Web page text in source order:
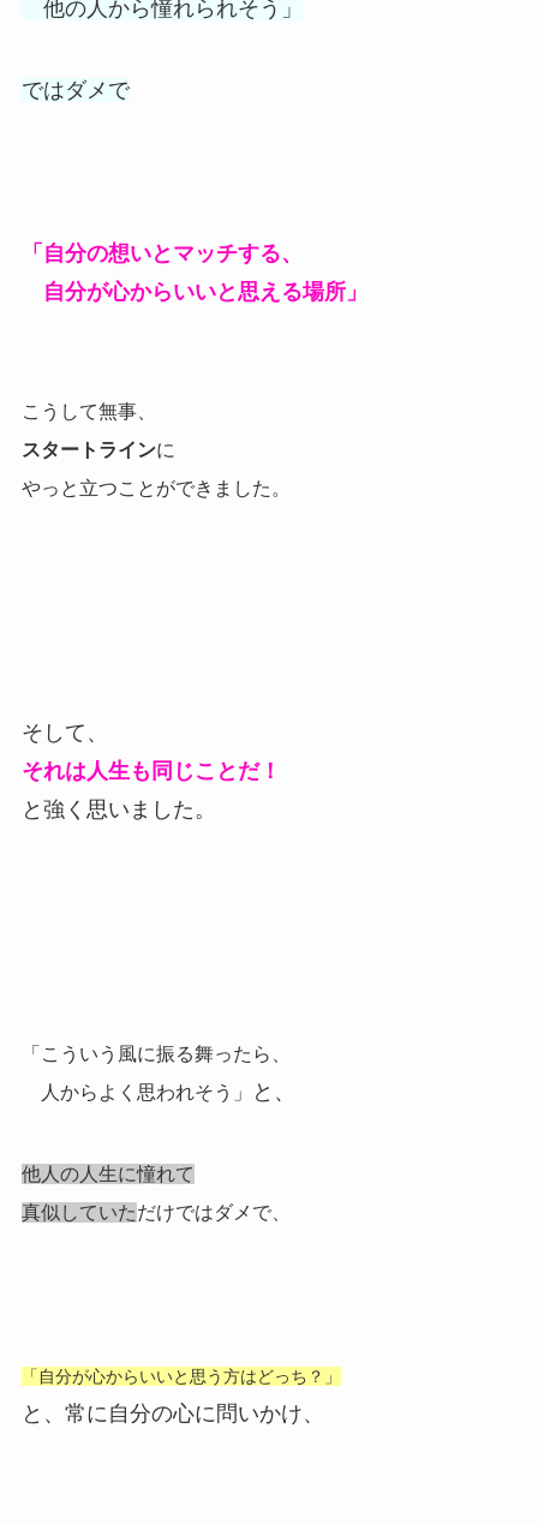
他の人から憧れられそう」
ではダメで
「自分の想いとマッチする、
自分が心からいいと思える場所」
こうして無事、
スタートラインに
やっと立つことができました。
そして、
それは人生も同じことだ！
と強く思いました。
「こういう風に振る舞ったら、
人からよく思われそう」
と、
他人の人生に憧れて
真似していただけではダメで、
「自分が心からいいと思う方はどっち？」
と、常に自分の心に問いかけ、